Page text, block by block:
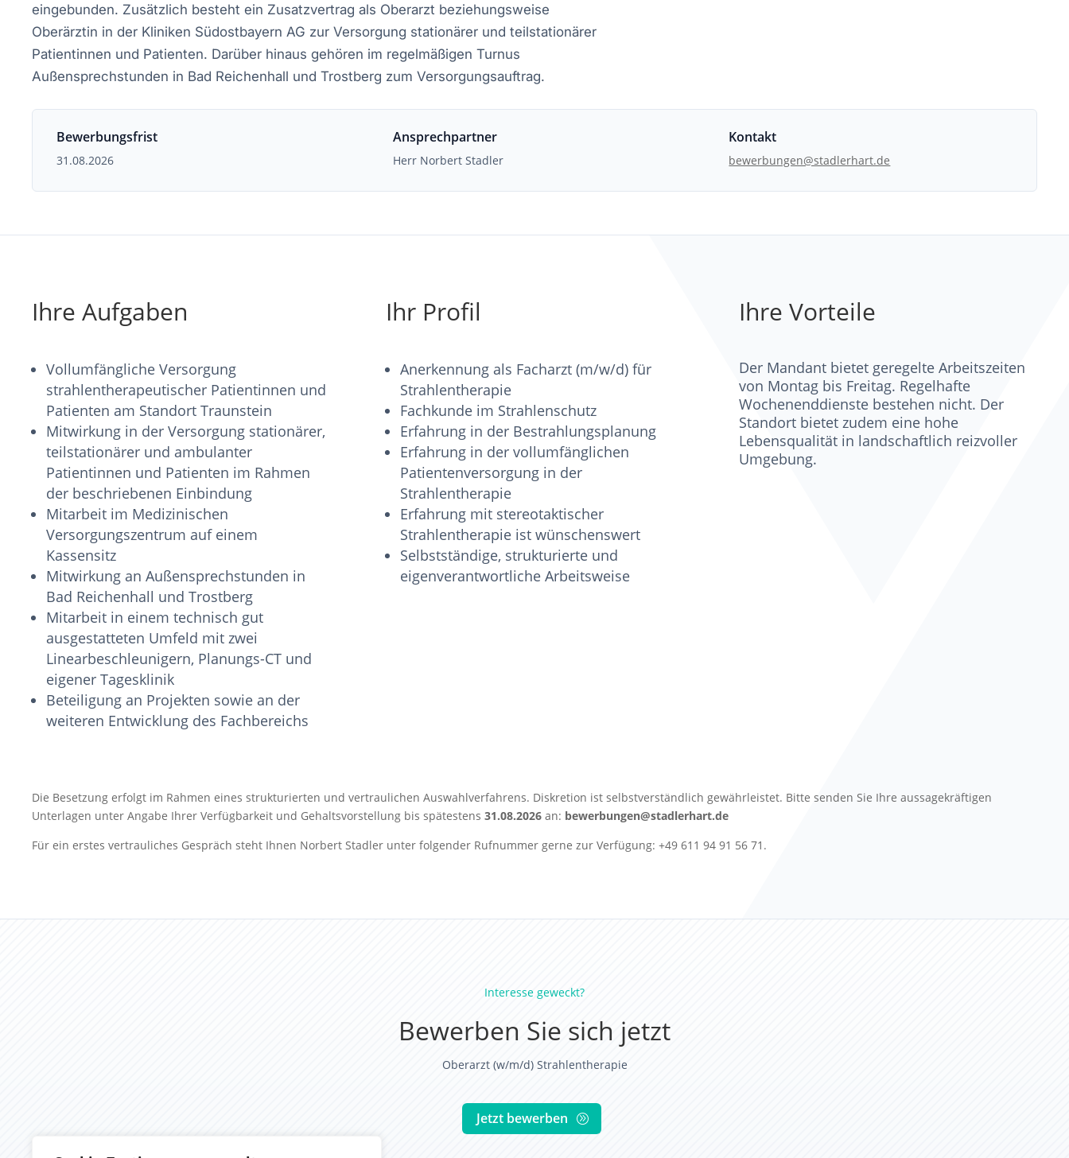
eingebunden. Zusätzlich besteht ein Zusatzvertrag als Oberarzt beziehungsweise
Oberärztin in der Kliniken Südostbayern AG zur Versorgung stationärer und teilstationärer
Patientinnen und Patienten. Darüber hinaus gehören im regelmäßigen Turnus
Außensprechstunden in Bad Reichenhall und Trostberg zum Versorgungsauftrag.
Bewerbungsfrist
31.08.2026
Ansprechpartner
Herr Norbert Stadler
Kontakt
bewerbungen@stadlerhart.de
Ihre Aufgaben
Vollumfängliche Versorgung
strahlentherapeutischer Patientinnen und
Patienten am Standort Traunstein
Mitwirkung in der Versorgung stationärer,
teilstationärer und ambulanter
Patientinnen und Patienten im Rahmen
der beschriebenen Einbindung
Mitarbeit im Medizinischen
Versorgungszentrum auf einem
Kassensitz
Mitwirkung an Außensprechstunden in
Bad Reichenhall und Trostberg
Mitarbeit in einem technisch gut
ausgestatteten Umfeld mit zwei
Linearbeschleunigern, Planungs-CT und
eigener Tagesklinik
Beteiligung an Projekten sowie an der
weiteren Entwicklung des Fachbereichs
Ihr Profil
Anerkennung als Facharzt (m/w/d) für
Strahlentherapie
Fachkunde im Strahlenschutz
Erfahrung in der Bestrahlungsplanung
Erfahrung in der vollumfänglichen
Patientenversorgung in der
Strahlentherapie
Erfahrung mit stereotaktischer
Strahlentherapie ist wünschenswert
Selbstständige, strukturierte und
eigenverantwortliche Arbeitsweise
Ihre Vorteile
Der Mandant bietet geregelte Arbeitszeiten
von Montag bis Freitag. Regelhafte
Wochenenddienste bestehen nicht. Der
Standort bietet zudem eine hohe
Lebensqualität in landschaftlich reizvoller
Umgebung.
Die Besetzung erfolgt im Rahmen eines strukturierten und vertraulichen Auswahlverfahrens. Diskretion ist selbstverständlich gewährleistet. Bitte senden Sie Ihre aussagekräftigen
Unterlagen unter Angabe Ihrer Verfügbarkeit und Gehaltsvorstellung bis spätestens 31.08.2026 an: bewerbungen@stadlerhart.de
Für ein erstes vertrauliches Gespräch steht Ihnen Norbert Stadler unter folgender Rufnummer gerne zur Verfügung: +49 611 94 91 56 71.
Interesse geweckt?
Bewerben Sie sich jetzt
Oberarzt (w/m/d) Strahlentherapie
Jetzt bewerben